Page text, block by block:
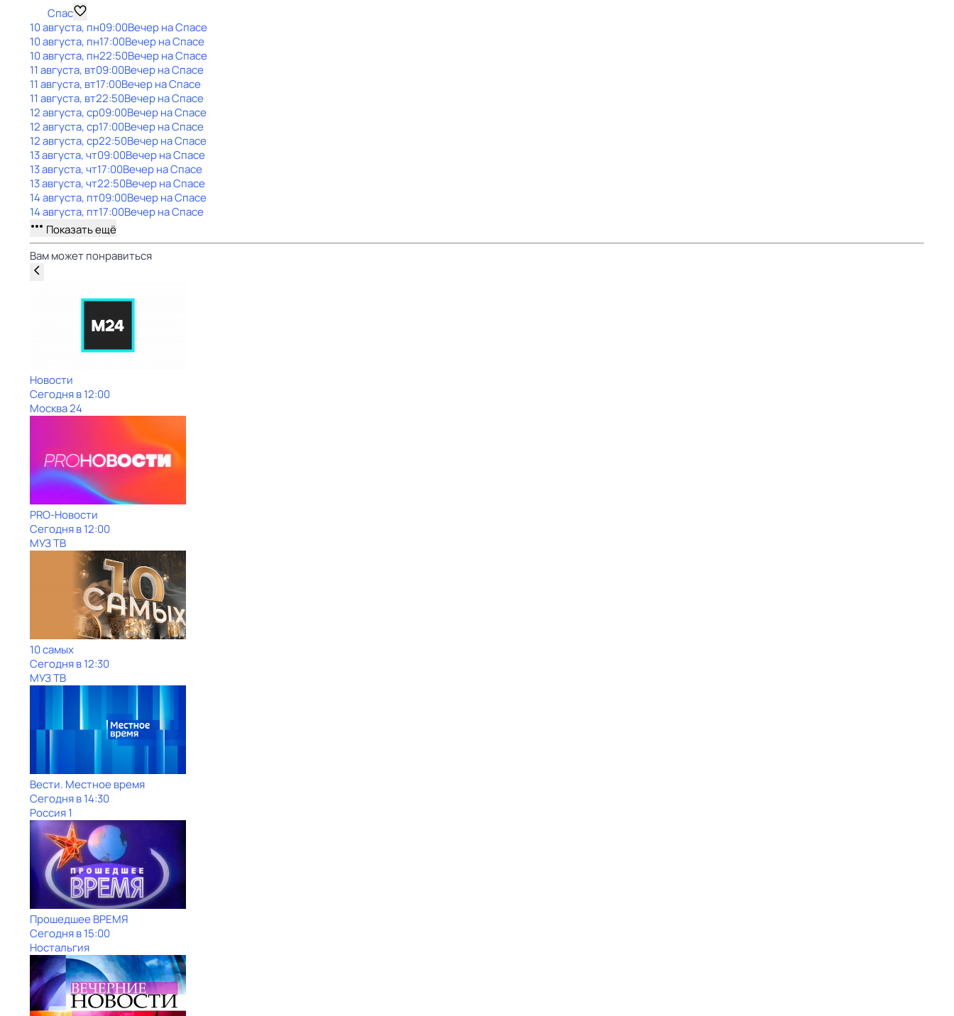
Спас
10 августа, пн09:00Вечер на Спасе
10 августа, пн17:00Вечер на Спасе
10 августа, пн22:50Вечер на Спасе
11 августа, вт09:00Вечер на Спасе
11 августа, вт17:00Вечер на Спасе
11 августа, вт22:50Вечер на Спасе
12 августа, ср09:00Вечер на Спасе
12 августа, ср17:00Вечер на Спасе
12 августа, ср22:50Вечер на Спасе
13 августа, чт09:00Вечер на Спасе
13 августа, чт17:00Вечер на Спасе
13 августа, чт22:50Вечер на Спасе
14 августа, пт09:00Вечер на Спасе
14 августа, пт17:00Вечер на Спасе
Показать ещё
Вам может понравиться
Новости
Сегодня в 12:00
Москва 24
PRO-Новости
Сегодня в 12:00
МУЗ ТВ
10 самых
Сегодня в 12:30
МУЗ ТВ
Вести. Местное время
Сегодня в 14:30
Россия 1
Прошедшее ВРЕМЯ
Сегодня в 15:00
Ностальгия